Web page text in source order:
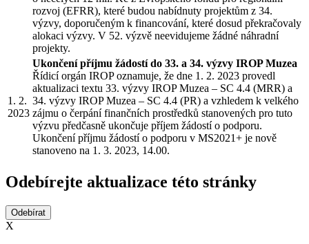
rozvoj (EFRR), které budou nabídnuty projektům z 34.
výzvy, doporučeným k financování, které dosud překračovaly
alokaci výzvy. V 52. výzvě neevidujeme žádné náhradní
projekty.
1. 2.
2023
Ukončení příjmu žádostí do 33. a 34. výzvy IROP Muzea
Řídicí orgán IROP oznamuje, že dne 1. 2. 2023 provedl
aktualizaci textu 33. výzvy IROP Muzea – SC 4.4 (MRR) a
34. výzvy IROP Muzea – SC 4.4 (PR) a vzhledem k velkého
zájmu o čerpání finančních prostředků stanovených pro tuto
výzvu předčasně ukončuje příjem žádostí o podporu.
Ukončení příjmu žádostí o podporu v MS2021+ je nově
stanoveno na 1. 3. 2023, 14.00.
Odebírejte aktualizace této stránky
X